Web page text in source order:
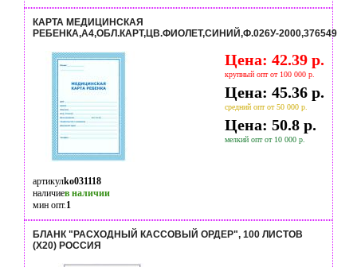
КАРТА МЕДИЦИНСКАЯ
РЕБЕНКА,А4,ОБЛ.КАРТ,ЦВ.ФИОЛЕТ,СИНИЙ,Ф.026У-2000,376549
Цена: 42.39 р.
крупный опт от 100 000 р.
Цена: 45.36 р.
средний опт от 50 000 р.
Цена: 50.8 р.
мелкий опт от 10 000 р.
артикулko031118
наличиев наличии
мин опт.1
БЛАНК "РАСХОДНЫЙ КАССОВЫЙ ОРДЕР", 100 ЛИСТОВ
(Х20) РОССИЯ